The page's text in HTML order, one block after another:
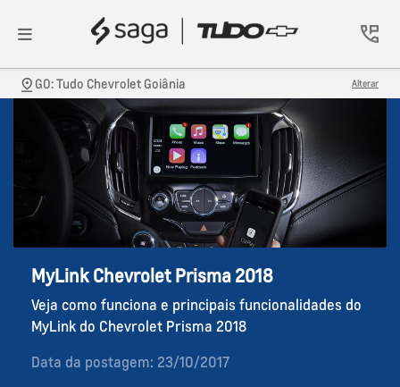
GO: Tudo Chevrolet Goiânia Alterar
MyLink Chevrolet Prisma 2018
Veja como funciona e principais funcionalidades do
MyLink do Chevrolet Prisma 2018
Data da postagem: 23/10/2017